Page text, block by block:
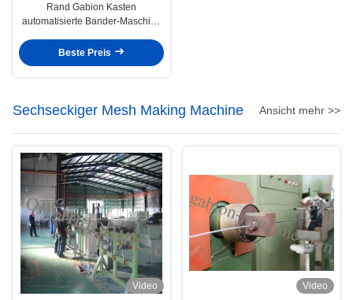
Rand Gabion Kasten
automatisierte Bander-Maschine
Beste Preis
Sechseckiger Mesh Making Machine Ansicht mehr >>
Video
Video